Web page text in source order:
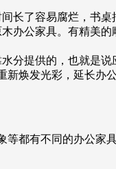
长了容易腐烂，书桌
办公家具。有精美
分提供的，也就是
焕发光彩，延长办
都有不同的办公